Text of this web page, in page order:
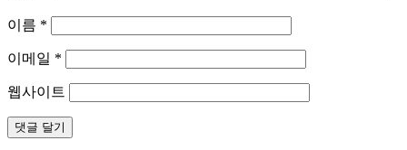
이름 *
이메일 *
웹사이트